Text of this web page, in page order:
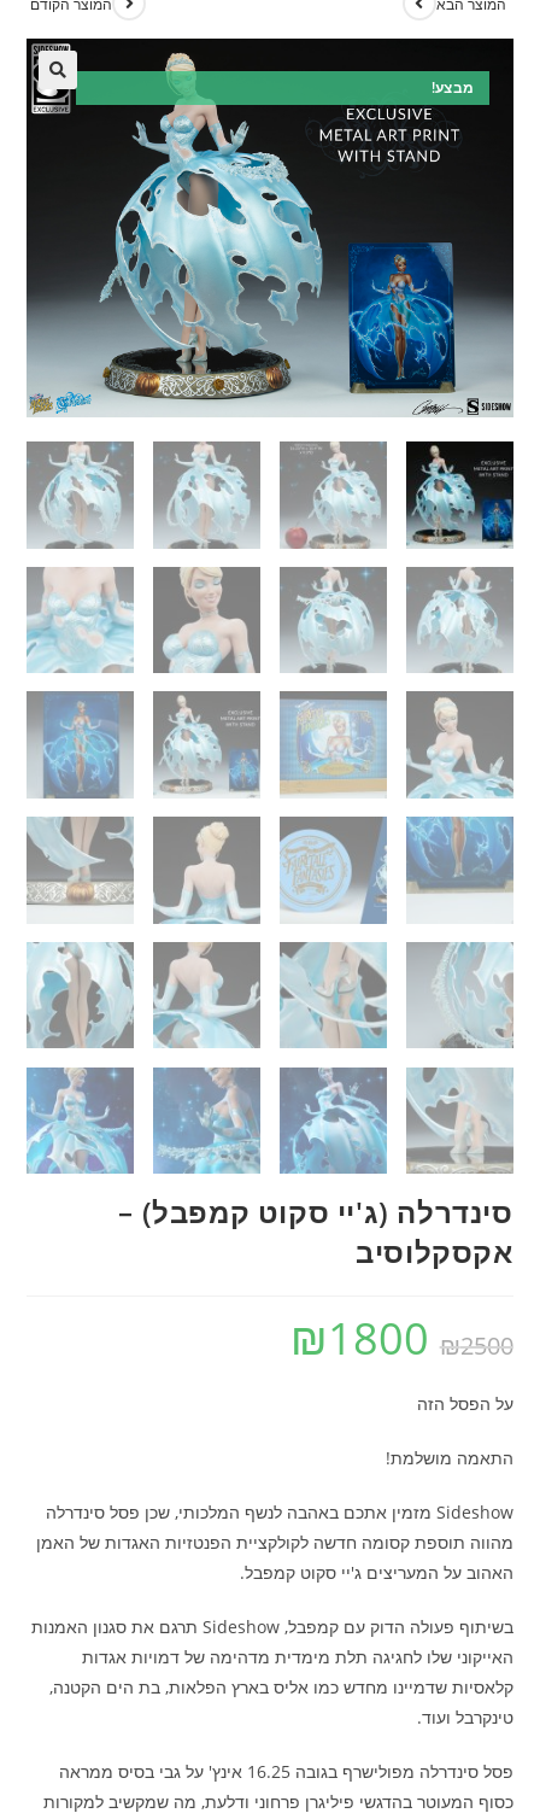
מבצע!
סינדרלה (ג'יי סקוט קמפבל) –
אקסקלוסיב
₪2500
₪1800
על הפסל הזה
התאמה מושלמת!
Sideshow מזמין אתכם באהבה לנשף המלכותי, שכן פסל סינדרלה
מהווה תוספת קסומה חדשה לקולקציית הפנטזיות האגדות של האמן
האהוב על המעריצים ג'יי סקוט קמפבל.
בשיתוף פעולה הדוק עם קמפבל, Sideshow תרגם את סגנון האמנות
האייקוני שלו לחגיגה תלת מימדית מדהימה של דמויות אגדות
קלאסיות שדמיינו מחדש כמו אליס בארץ הפלאות, בת הים הקטנה,
טינקרבל ועוד.
פסל סינדרלה מפולישרף בגובה 16.25 אינץ' על גבי בסיס ממראה
כסוף המעוטר בהדגשי פיליגרן פרחוני ודלעת, מה שמקשיב למקורות